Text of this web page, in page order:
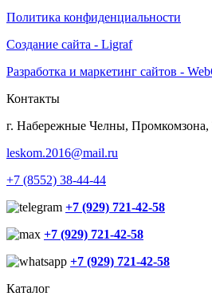
Политика конфиденциальности
Создание сайта - Ligraf
Разработка и маркетинг сайтов -
Контакты
г. Набережные Челны, Промкомзона,
leskom.2016@mail.ru
+7 (8552) 38-44-44
+7 (929) 721-42-58
+7 (929) 721-42-58
+7 (929) 721-42-58
Каталог